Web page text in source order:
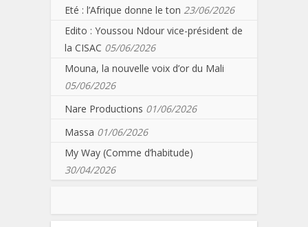
Eté : l’Afrique donne le ton 23/06/2026
Edito : Youssou Ndour vice-président de
la CISAC 05/06/2026
Mouna, la nouvelle voix d’or du Mali
05/06/2026
Nare Productions 01/06/2026
Massa 01/06/2026
My Way (Comme d’habitude)
30/04/2026